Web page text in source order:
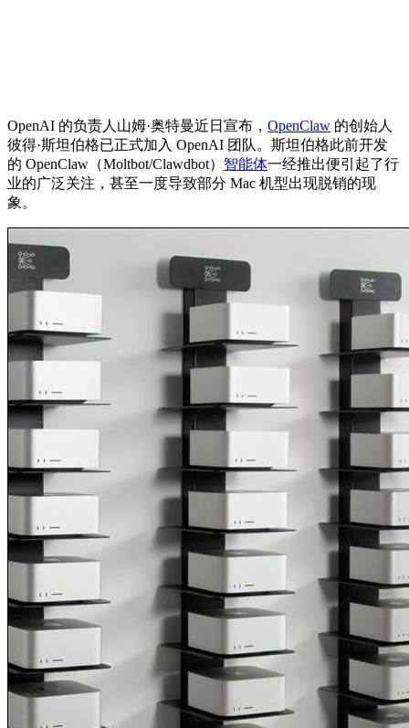
OpenAI 的负责人山姆·奥特曼近日宣布， OpenClaw 的创始人
彼得·斯坦伯格已正式加入 OpenAI 团队。斯坦伯格此前开发
的 OpenClaw（Moltbot/Clawdbot） 智能体一经推出便引起了行
业的广泛关注，甚至一度导致部分 Mac 机型出现脱销的现
象。